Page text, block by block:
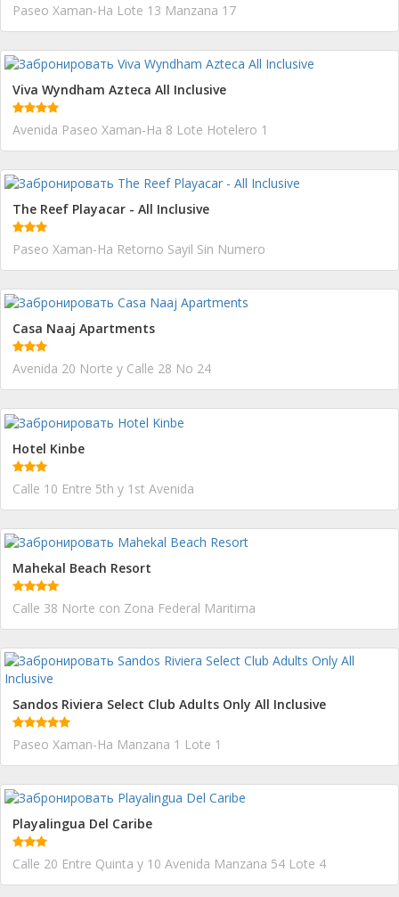
Paseo Xaman-Ha Lote 13 Manzana 17
Viva Wyndham Azteca All Inclusive
Avenida Paseo Xaman-Ha 8 Lote Hotelero 1
The Reef Playacar - All Inclusive
Paseo Xaman-Ha Retorno Sayil Sin Numero
Casa Naaj Apartments
Avenida 20 Norte y Calle 28 No 24
Hotel Kinbe
Calle 10 Entre 5th y 1st Avenida
Mahekal Beach Resort
Calle 38 Norte con Zona Federal Maritima
Sandos Riviera Select Club Adults Only All Inclusive
Paseo Xaman-Ha Manzana 1 Lote 1
Playalingua Del Caribe
Calle 20 Entre Quinta y 10 Avenida Manzana 54 Lote 4